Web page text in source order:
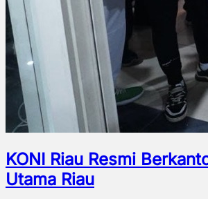
KONI Riau Resmi
Utama Riau